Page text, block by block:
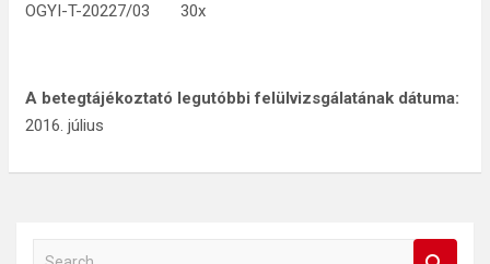
OGYI-T-20227/03 30x
A betegtájékoztató legutóbbi felülvizsgálatának dátuma:
2016. július